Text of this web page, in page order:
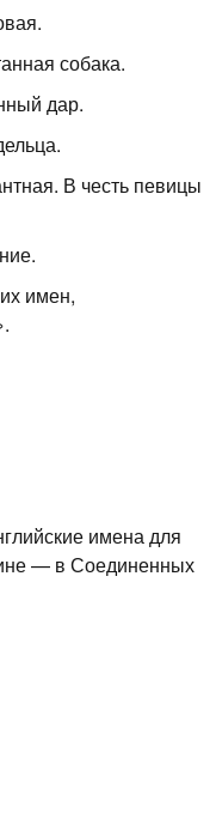
собака.
дар.
В честь певицы
имен,
имена для
— в Соединенных